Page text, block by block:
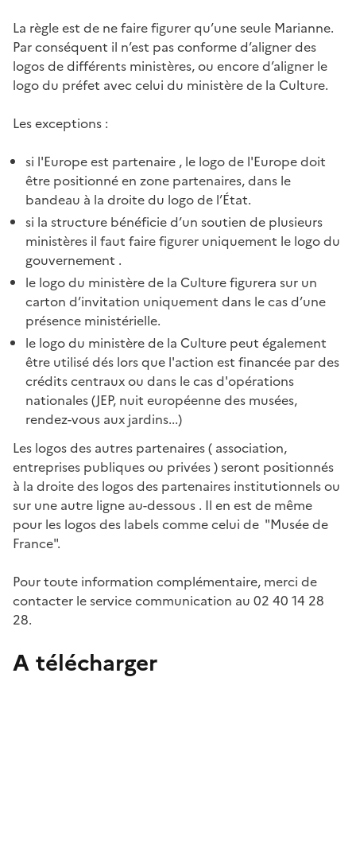
La règle est de ne faire figurer qu’une seule Marianne.
Par conséquent il n’est pas conforme d’aligner des
logos de différents ministères, ou encore d’aligner le
logo du préfet avec celui du ministère de la Culture.
Les exceptions :
si l'Europe est partenaire , le logo de l'Europe doit
être positionné en zone partenaires, dans le
bandeau à la droite du logo de l’État.
si la structure bénéficie d’un soutien de plusieurs
ministères il faut faire figurer uniquement le logo du
gouvernement .
le logo du ministère de la Culture figurera sur un
carton d’invitation uniquement dans le cas d’une
présence ministérielle.
le logo du ministère de la Culture peut également
être utilisé dés lors que l'action est financée par des
crédits centraux ou dans le cas d'opérations
nationales (JEP, nuit européenne des musées,
rendez-vous aux jardins...)
Les logos des autres partenaires ( association,
entreprises publiques ou privées ) seront positionnés
à la droite des logos des partenaires institutionnels ou
sur une autre ligne au-dessous . Il en est de même
pour les logos des labels comme celui de "Musée de
France".
Pour toute information complémentaire, merci de
contacter le service communication au 02 40 14 28
28.
A télécharger